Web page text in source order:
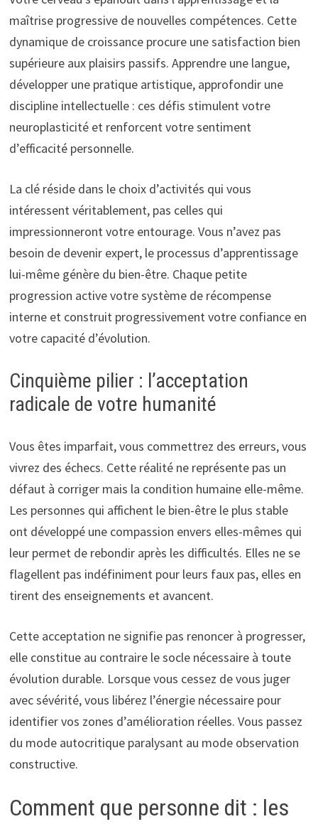
maîtrise progressive de nouvelles compétences. Cette
dynamique de croissance procure une satisfaction bien
supérieure aux plaisirs passifs. Apprendre une langue,
développer une pratique artistique, approfondir une
discipline intellectuelle : ces défis stimulent votre
neuroplasticité et renforcent votre sentiment
d’efficacité personnelle.
La clé réside dans le choix d’activités qui vous
intéressent véritablement, pas celles qui
impressionneront votre entourage. Vous n’avez pas
besoin de devenir expert, le processus d’apprentissage
lui-même génère du bien-être. Chaque petite
progression active votre système de récompense
interne et construit progressivement votre confiance en
votre capacité d’évolution.
Cinquième pilier : l’acceptation
radicale de votre humanité
Vous êtes imparfait, vous commettrez des erreurs, vous
vivrez des échecs. Cette réalité ne représente pas un
défaut à corriger mais la condition humaine elle-même.
Les personnes qui affichent le bien-être le plus stable
ont développé une compassion envers elles-mêmes qui
leur permet de rebondir après les difficultés. Elles ne se
flagellent pas indéfiniment pour leurs faux pas, elles en
tirent des enseignements et avancent.
Cette acceptation ne signifie pas renoncer à progresser,
elle constitue au contraire le socle nécessaire à toute
évolution durable. Lorsque vous cessez de vous juger
avec sévérité, vous libérez l’énergie nécessaire pour
identifier vos zones d’amélioration réelles. Vous passez
du mode autocritique paralysant au mode observation
constructive.
Comment que personne dit : les